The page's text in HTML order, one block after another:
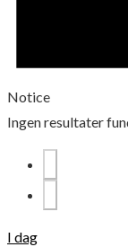
Notice
Ingen resultater
I dag